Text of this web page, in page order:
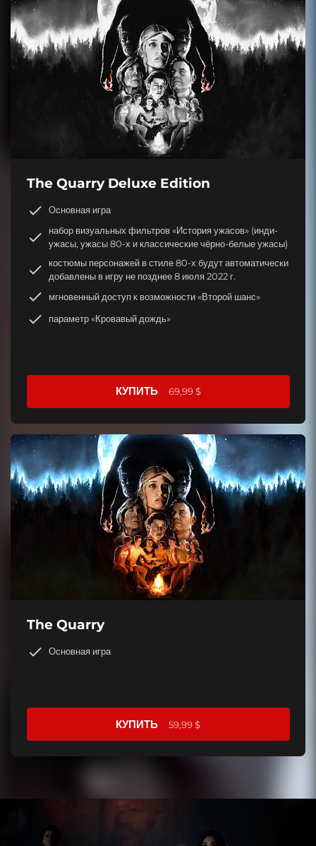
The Quarry Deluxe Edition
Основная игра
набор визуальных фильтров «История ужасов» (инди-
ужасы, ужасы 80-х и классические чёрно-белые ужасы)
костюмы персонажей в стиле 80-х будут автоматически
добавлены в игру не позднее 8 июля 2022 г.
мгновенный доступ к возможности «Второй шанс»
параметр «Кровавый дождь»
КУПИТЬ 69,99 $
The Quarry
Основная игра
КУПИТЬ 59,99 $